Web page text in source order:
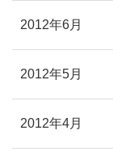
2012年6月
2012年5月
2012年4月